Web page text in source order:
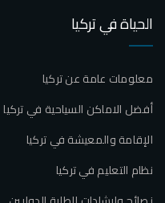
الحياة في تركيا
معلومات عامة عن تركيا
أفضل الاماكن السياحية في تركيا
الإقامة والمعيشة في تركيا
نظام التعليم في تركيا